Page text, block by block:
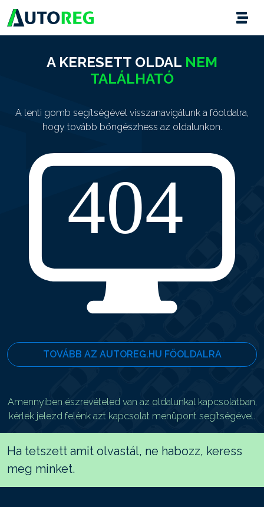
A KERESETT OLDAL NEM
TALÁLHATÓ
A lenti gomb segítségével visszanavigálunk a főoldalra,
hogy tovább böngészhess az oldalunkon.
TOVÁBB AZ AUTOREG.HU FŐOLDALRA
Amennyiben észrevételed van az oldalunkal kapcsolatban,
kérlek jelezd felénk azt kapcsolat menüpont segítségével.
Ha tetszett amit olvastál, ne habozz, keress
meg minket.